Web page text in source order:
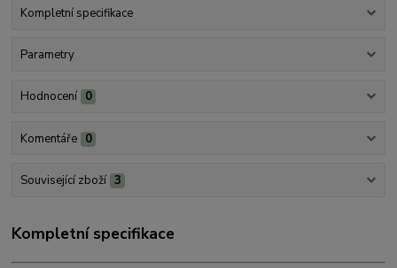
Kompletní specifikace
Parametry
Hodnocení 0
Komentáře 0
Související zboží 3
Kompletní specifikace